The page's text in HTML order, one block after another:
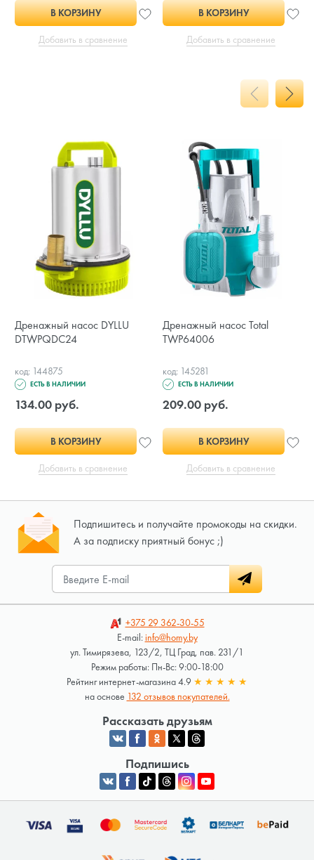
В КОРЗИНУ
Добавить в сравнение
В КОРЗИНУ
Добавить в сравнение
Дренажный насос DYLLU
DTWPQDC24
код: 144875
ЕСТЬ В НАЛИЧИИ
134.00 руб.
В КОРЗИНУ
Добавить в сравнение
Дренажный насос Total
TWP64006
код: 145281
ЕСТЬ В НАЛИЧИИ
209.00 руб.
В КОРЗИНУ
Добавить в сравнение
Подпишитесь и получайте промокоды на скидки.
А за подписку приятный бонус ;)
+375 29362-30-55
E-mail:info@homy.by
ул. Тимирязева, 123/2, ТЦ Град, пав. 231/1
Режим работы: Пн-Вс: 9:00-18:00
Рейтинг интернет-магазина 4.9 ★ ★ ★ ★ ★
на основе 132 отзывов покупателей.
Рассказать друзьям
Подпишись